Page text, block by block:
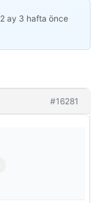
2 ay 3 hafta önce
#16281